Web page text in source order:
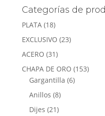
Categorías de
PLATA (18)
EXCLUSIVO (23)
ACERO (31)
CHAPA DE ORO (153)
Gargantilla (6)
Anillos (8)
Dijes (21)